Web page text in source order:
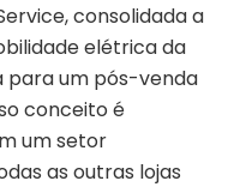
consolidada a
elétrica da
para um pós-venda
conceito é
um setor
as outras lojas